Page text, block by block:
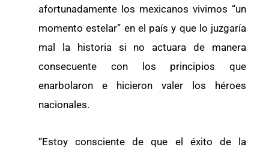
afortunadamente los mexicanos vivimos “un
momento estelar” en el país y que lo juzgaría
mal la historia si no actuara de manera
consecuente con los principios que
enarbolaron e hicieron valer los héroes
nacionales.
“Estoy consciente de que el éxito de la